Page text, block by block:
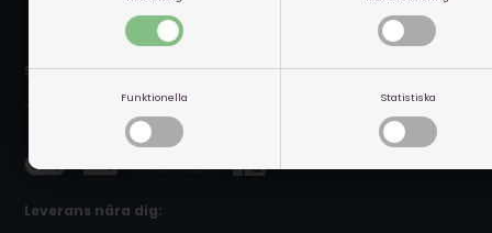
Funktionella Statistiska
Säker betalning online:
Leverans nära dig: